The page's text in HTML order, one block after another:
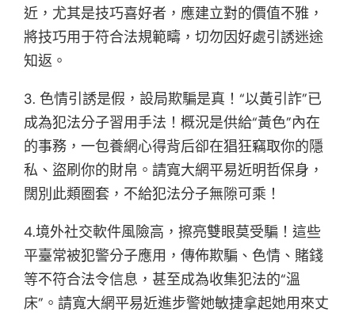
近，尤其是技巧喜好者，應建立對的價值不雅，
將技巧用于符合法規範疇，切勿因好處引誘迷途
知返。
3. 色情引誘是假，設局欺騙是真！“以黃引詐”已
成為犯法分子習用手法！概況是供給“黃色”內在
的事務，一包養網心得背后卻在猖狂竊取你的隱
私、盜刷你的財帛。請寬大網平易近明哲保身，
闊別此類圈套，不給犯法分子無隙可乘！
4.境外社交軟件風險高，擦亮雙眼莫受騙！這些
平臺常被犯警分子應用，傳佈欺騙、色情、賭錢
等不符合法令信息，甚至成為收集犯法的“溫
床”。請寬大網平易近進步警她敏捷拿起她用來丈